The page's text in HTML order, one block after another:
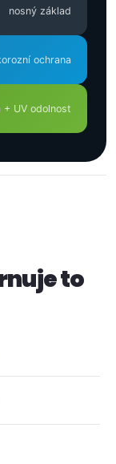
nosný základ
ochrana
+ UV odolnost
to